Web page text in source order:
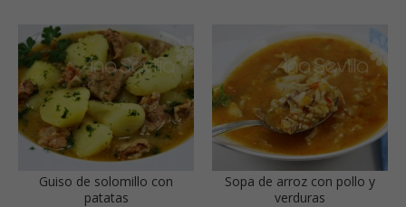
Guiso de solomillo con
patatas
Sopa de arroz con pollo y
verduras